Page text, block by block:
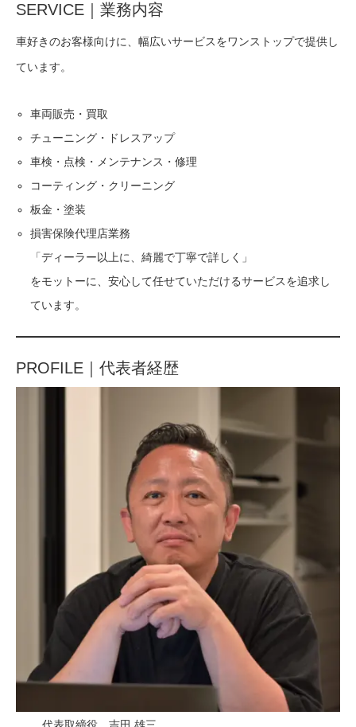
SERVICE｜業務内容
車好きのお客様向けに、幅広いサービスをワンストップで提供し
ています。
車両販売・買取
チューニング・ドレスアップ
車検・点検・メンテナンス・修理
コーティング・クリーニング
板金・塗装
損害保険代理店業務
「ディーラー以上に、綺麗で丁寧で詳しく」
をモットーに、安心して任せていただけるサービスを追求し
ています。
PROFILE｜代表者経歴